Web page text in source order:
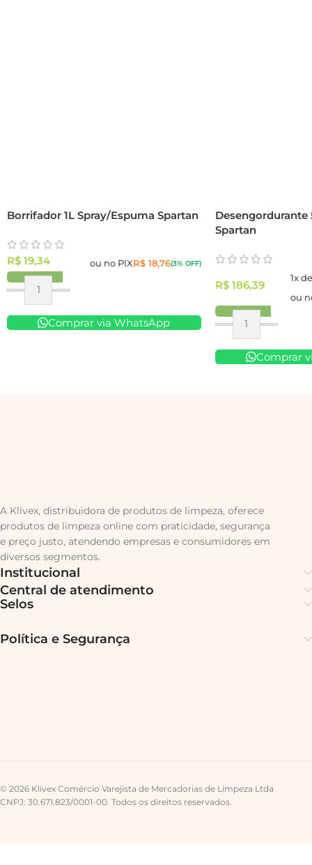
Borrifador 1L Spray/Espuma Spartan
R$ 19,34 ou no PIXR$18,76(3% OFF)
Comprar via WhatsApp
Desengordurante
Spartan
R$186,39
1x
ou
Comprar
A Klivex, distribuidora de produtos de limpeza, oferece
produtos de limpeza online com praticidade, segurança
e preço justo, atendendo empresas e consumidores em
diversos segmentos.
Institucional
Central de atendimento
Selos
Política e Segurança
© 2026 Klivex Comércio Varejista de Mercadorias de Limpeza Ltda
CNPJ: 30.671.823/0001-00. Todos os direitos reservados.